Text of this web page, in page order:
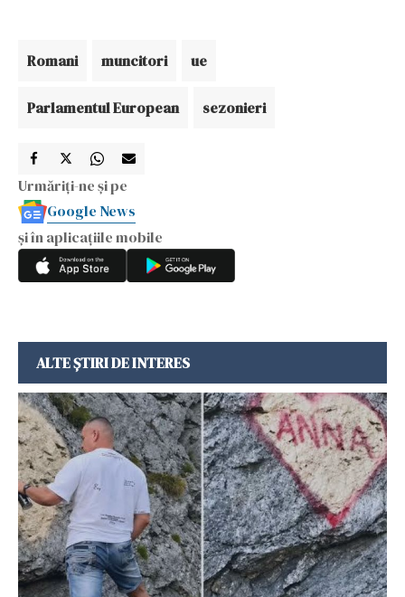
Romani muncitori ue
Parlamentul European sezonieri
Urmăriți-ne și pe
Google News
și în aplicațiile mobile
ALTE ȘTIRI DE INTERES